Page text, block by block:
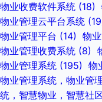
物业收费软件系统 (18)
物业管理云平台系统
物业管理平台 (14) 物
物业管理收费系统 (8)
物业管理系统 (195) 物
物业管理系统，物业管
统，智慧物业，智慧社